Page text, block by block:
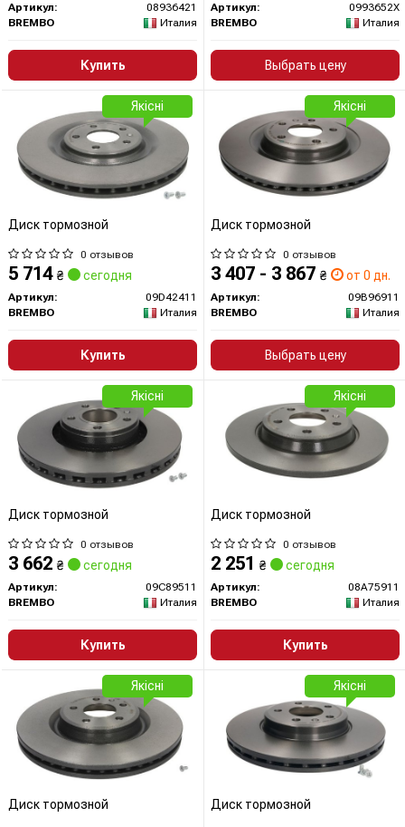
Артикул:
08936421
BREMBO
Италия
Купить
Артикул:
0993652X
BREMBO
Италия
Выбрать цену
Диск тормозной
0 отзывов
5 714 ₴ сегодня
Артикул:
09D42411
BREMBO
Италия
Купить
Якісні
Диск тормозной
0 отзывов
3 407 - 3 867 ₴ от 0 дн.
Артикул:
09B96911
BREMBO
Италия
Выбрать цену
Якісні
Диск тормозной
0 отзывов
3 662 ₴ сегодня
Артикул:
09C89511
BREMBO
Италия
Купить
Якісні
Диск тормозной
0 отзывов
2 251 ₴ сегодня
Артикул:
08A75911
BREMBO
Италия
Купить
Якісні
Диск тормозной
Якісні
Диск тормозной
Якісні